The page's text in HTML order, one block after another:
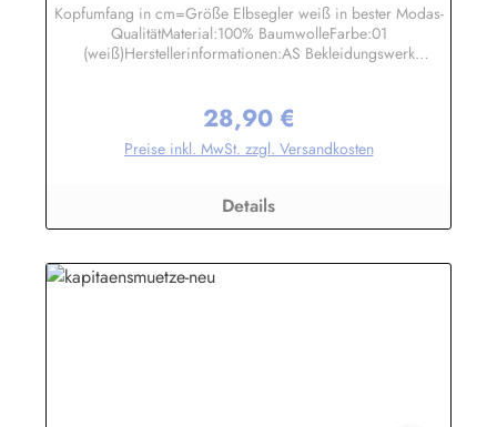
Kopfumfang in cm=Größe Elbsegler weiß in bester Modas-
QualitätMaterial:100% BaumwolleFarbe:01
(weiß)Herstellerinformationen:AS Bekleidungswerk
Regulärer Preis:
28,90 €
Preise inkl. MwSt. zzgl. Versandkosten
Details